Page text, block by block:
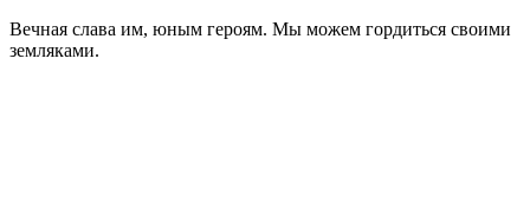
Вечная слава им, юным героям. Мы можем гордиться своими
земляками.